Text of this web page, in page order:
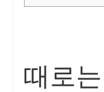
때로